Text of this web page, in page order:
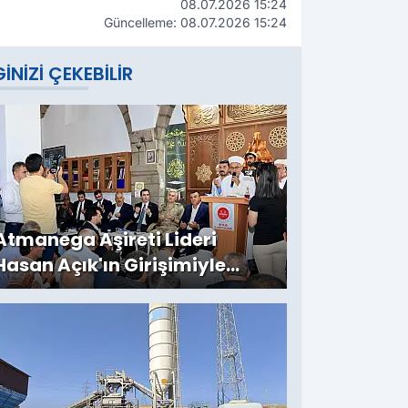
08.07.2026 15:24
Güncelleme: 08.07.2026 15:24
ÇEKEBILIR
Aşireti Lideri
Açık'ın Girişimiyle
Örnek Barış: İki Yıllık
Sona Erdi